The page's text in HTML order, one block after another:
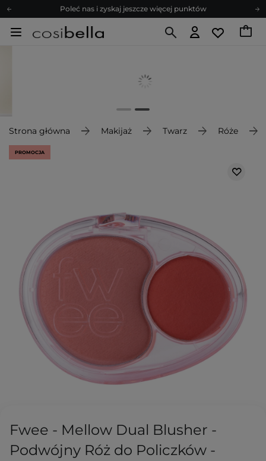
Poleć nas i zyskaj jeszcze więcej punktów
Zapisz się na newsletter pełen porad
Poleć nas i zyskaj jeszcze więcej punktów
Strona główna Makijaż Twarz Róże
PROMOCJA
Fwee - Mellow Dual Blusher -
Podwójny Róż do Policzków -